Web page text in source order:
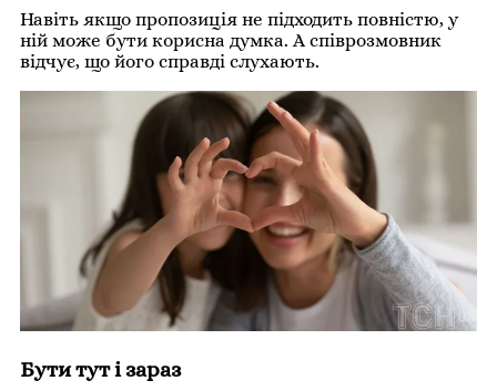
Навіть якщо пропозиція не підходить повністю, у
ній може бути корисна думка. А співрозмовник
відчує, що його справді слухають.
Бути тут і зараз